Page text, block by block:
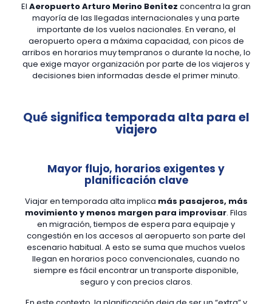
El Aeropuerto Arturo Merino Benítez concentra la gran
mayoría de las llegadas internacionales y una parte
importante de los vuelos nacionales. En verano, el
aeropuerto opera a máxima capacidad, con picos de
arribos en horarios muy tempranos o durante la noche, lo
que exige mayor organización por parte de los viajeros y
decisiones bien informadas desde el primer minuto.
Qué significa temporada alta para el
viajero
Mayor flujo, horarios exigentes y
planificación clave
Viajar en temporada alta implica más pasajeros, más
movimiento y menos margen para improvisar. Filas
en migración, tiempos de espera para equipaje y
congestión en los accesos al aeropuerto son parte del
escenario habitual. A esto se suma que muchos vuelos
llegan en horarios poco convencionales, cuando no
siempre es fácil encontrar un transporte disponible,
seguro y con precios claros.